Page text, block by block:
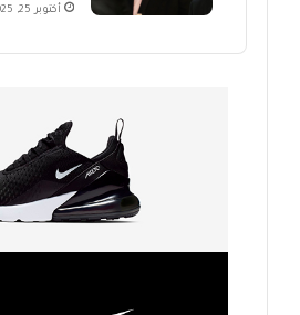
أكتوبر 25, 2025